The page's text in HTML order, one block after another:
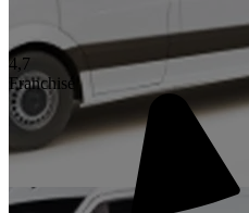
4,7
Franchisé